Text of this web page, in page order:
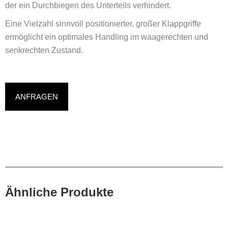
der ein Durchbiegen des Unterteils verhindert.
Eine Vielzahl sinnvoll positionierter, großer Klappgriffe
ermöglicht ein optimales Handling im waagerechten und
senkrechten Zustand.
ANFRAGEN
Ähnliche Produkte